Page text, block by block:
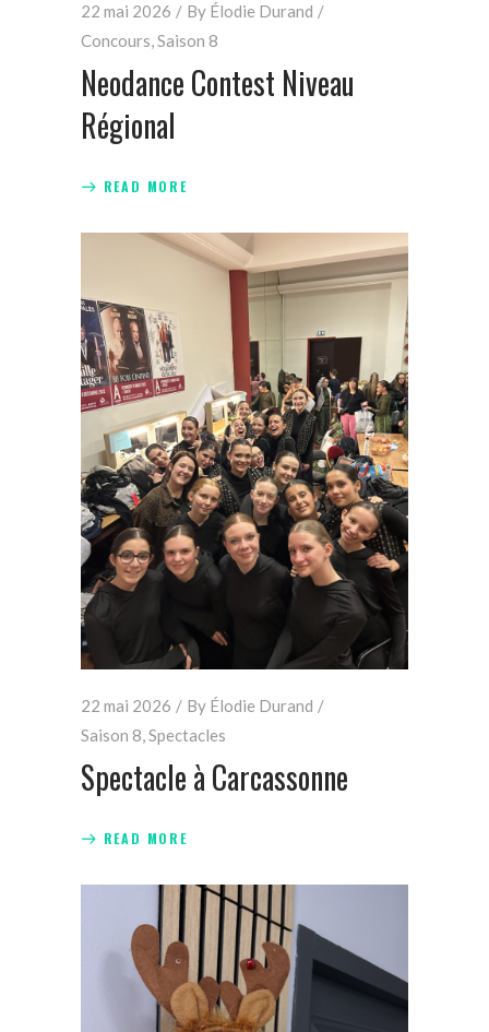
22 mai 2026 By Élodie Durand
Concours,Saison 8
Neodance Contest Niveau
Régional
READ MORE
22 mai 2026 By Élodie Durand
Saison 8,Spectacles
Spectacle à Carcassonne
READ MORE